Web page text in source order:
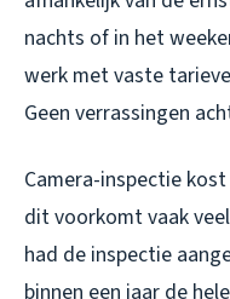
nachts of in het
werk met vaste
Geen verrassingen
Camera-inspectie
dit voorkomt vaak
had de inspectie
binnen een jaar de